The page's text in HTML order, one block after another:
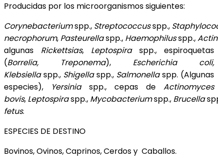
Producidas por los microorganismos siguientes:
Corynebacteriumspp., Streptococcusspp.,
necrophorum, Pasteurellaspp., Haemophilusspp.,
algunas Rickettsias, Leptospiraspp., espiroquetas
(Borrelia, Treponema), Escherichia coli,
Klebsiellaspp., Shigellaspp., Salmonellaspp. (Algunas
especies),
Yersiniaspp., cepas de Actinomyces
bovis, Leptospiraspp., Mycobacteriumspp., Brucella
fetus.
ESPECIES DE DESTINO
Bovinos, Ovinos, Caprinos, Cerdos y Caballos.